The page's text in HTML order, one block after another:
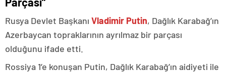
Rusya Devlet Başkanı Vladimir Putin, Dağlık Karabağ’ın
Azerbaycan topraklarının ayrılmaz bir parçası
olduğunu ifade etti.
Rossiya 1’e konuşan Putin, Dağlık Karabağ’ın aidiyeti ile